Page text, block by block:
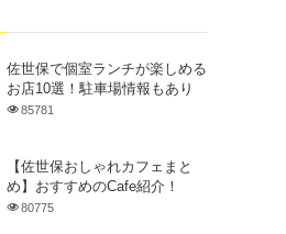
佐世保で個室ランチが楽しめる
お店10選！駐車場情報もあり
85781
【佐世保おしゃれカフェまと
め】おすすめのCafe紹介！
80775